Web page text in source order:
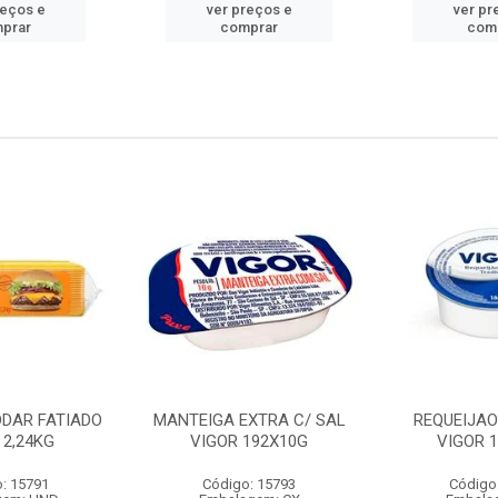
e
ver preços e
comprar
ver
FATIADO
15791
MANTEIGA EXTRA C/ SAL
VIGOR 192X10G
Código: 15793
VIGOR